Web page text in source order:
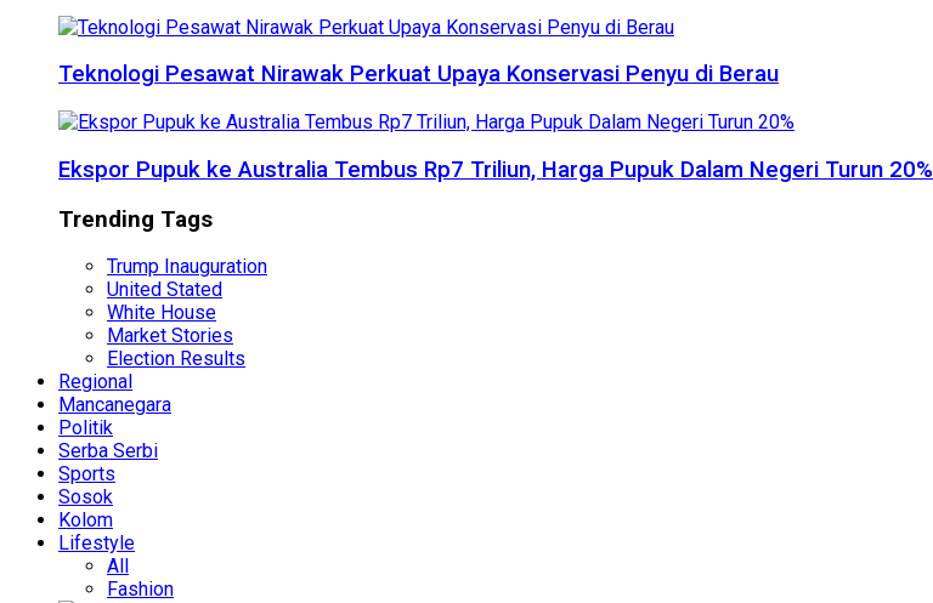
Teknologi Pesawat Nirawak Perkuat Upaya Konservasi Penyu di Berau
Ekspor Pupuk ke Australia Tembus Rp7 Triliun, Harga Pupuk Dalam Negeri Turun 20%
Trending Tags
Trump Inauguration
United Stated
White House
Market Stories
Election Results
Regional
Mancanegara
Politik
Serba Serbi
Sports
Sosok
Kolom
Lifestyle
All
Fashion